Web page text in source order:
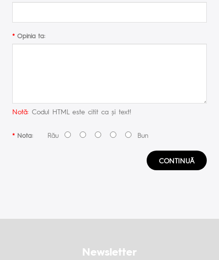
Opinia ta:
Notă: Codul HTML este citit ca şi text!
Nota:Rău Bun
CONTINUĂ
Newsletter